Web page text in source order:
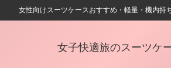
女性向けスーツケースおすすめ・軽量・機内持
女子快適旅のスーツケ